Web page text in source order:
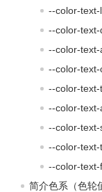
--color-text-
--color-text-
--color-text-
--color-text-
--color-text-
--color-text-
--color-text-
--color-text-
--color-text-
简介色系（色轮